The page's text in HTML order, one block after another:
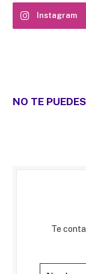
Instagram
NO TE
Te